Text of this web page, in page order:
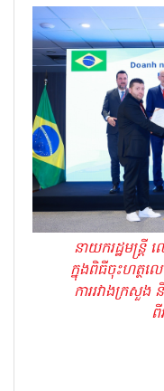
នាយករដ្ឋមន្ត្
ក្នុងពិធីចុះហត្ថល
ការរវាងក្រសួង
ពី